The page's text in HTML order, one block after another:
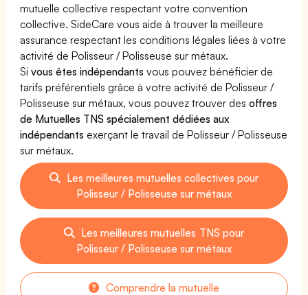
mutuelle collective respectant votre convention
collective. SideCare vous aide à trouver la meilleure
assurance respectant les conditions légales liées à votre
activité de Polisseur / Polisseuse sur métaux.
Sivous êtes indépendants vous pouvez bénéficier de
tarifs préférentiels grâce à votre activité de Polisseur /
Polisseuse sur métaux, vous pouvez trouver desoffres
de Mutuelles TNS spécialement dédiées aux
indépendants exerçant le travail de Polisseur / Polisseuse
sur métaux.
Les meilleures mutuelles collectives pour
Polisseur / Polisseuse sur métaux
Les meilleures mutuelles TNS pour
Polisseur / Polisseuse sur métaux
Comprendre la mutuelle